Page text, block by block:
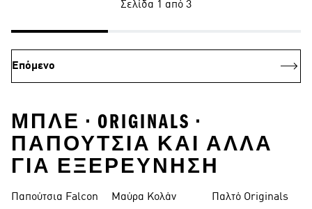
Σελίδα 1 από 3
Επόμενο
ΜΠΛΕ • ORIGINALS •
ΠΑΠΟΎΤΣΙΑ ΚΑΙ ΑΛΛΑ
ΓΙΑ ΕΞΕΡΕΥΝΗΣΗ
Παπούτσια Falcon Originals
Μαύρα Κολάν Παλτό Originals